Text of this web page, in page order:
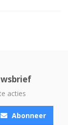
acties
Abonneer